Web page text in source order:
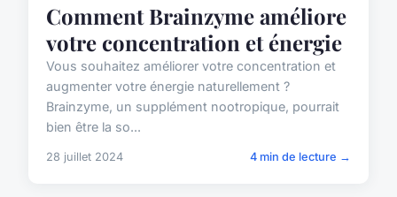
Comment Brainzyme améliore
votre concentration et énergie
Vous souhaitez améliorer votre concentration et
augmenter votre énergie naturellement ?
Brainzyme, un supplément nootropique, pourrait
bien être la so...
28 juillet 2024 4 min de lecture →